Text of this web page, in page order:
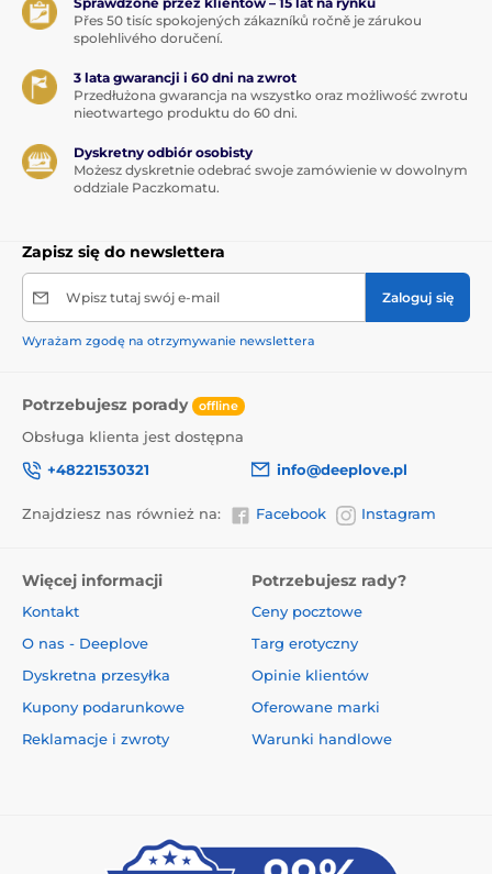
Přes 50 tisíc spokojených zákazníků ročně je zárukou
spolehlivého doručení.
3 lata gwarancji i 60 dni na zwrot
Przedłużona gwarancja na wszystko oraz możliwość zwrotu
nieotwartego produktu do 60 dni.
Dyskretny odbiór osobisty
Możesz dyskretnie odebrać swoje zamówienie w dowolnym
oddziale Paczkomatu.
Zapisz się do newslettera
Wpisz tutaj swój e-mail Zaloguj się
Wyrażam zgodę na otrzymywanie newslettera
Potrzebujesz porady offline
Obsługa klienta jest dostępna
+48221530321
info@deeplove.pl
Znajdziesz nas również na: Facebook Instagram
Więcej informacji
Kontakt
O nas - Deeplove
Dyskretna przesyłka
Kupony podarunkowe
Reklamacje i zwroty
Potrzebujesz rady?
Ceny pocztowe
Targ erotyczny
Opinie klientów
Oferowane marki
Warunki handlowe